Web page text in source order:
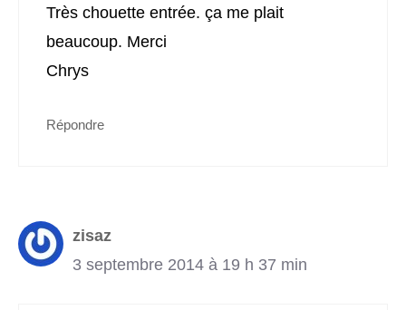
Très chouette entrée. ça me plait
beaucoup. Merci
Chrys
Répondre
zisaz
3 septembre 2014 à 19 h 37 min